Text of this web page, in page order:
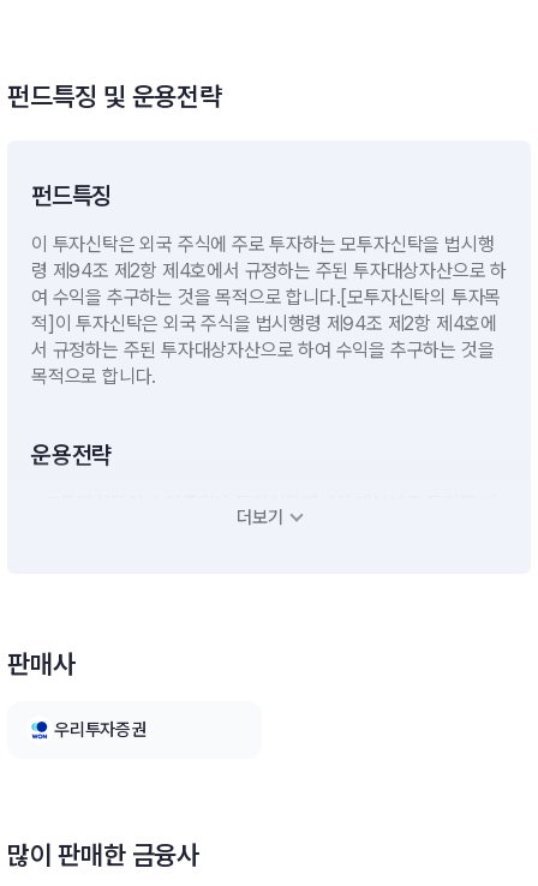
펀드특징 및 운용전략
펀드특징
이 투자신탁은 외국 주식에 주로 투자하는 모투자신탁을 법시행
령 제94조 제2항 제4호에서 규정하는 주된 투자대상자산으로 하
여 수익을 추구하는 것을 목적으로 합니다.[모투자신탁의 투자목
적]이 투자신탁은 외국 주식을 법시행령 제94조 제2항 제4호에
서 규정하는 주된 투자대상자산으로 하여 수익을 추구하는 것을
목적으로 합니다.
운용전략
- 모투자신탁의 수익증권에 투자신탁재산의 대부분을 투자할 계
획입니다.- 단기대출 및 금융기관에의 예치 등 유동성자산에의 투
90%)] + (Call × 10%)[모투자신탁의 투자전략]이 투자신탁은
계 시장환경의 불확실성 요인 변화에 따른 시장변동성이 상승될
때, 장기적으로 낮은 변동성을 유지하면서 안정적인 성과를 추구
탁할 예정입니다.*비교지수 : [MSCI World Index (원화환산) ×
100%]
더보기
판매사
우리투자증권
많이 판매한 금융사